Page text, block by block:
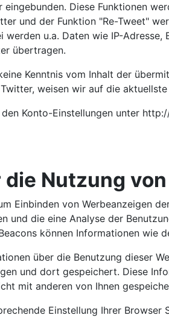
Diese Funktionen
und der Funktion "Re-Tweet"
u.a. Daten wie IP-
übertragen.
Kenntnis vom Inhalt der
weisen wir auf die
Konto-Einstellungen unter
Nutzung
Einbinden von Werbeanzeigen
und die eine Analyse der
können Informationen wie
über die Benutzung dieser
und dort gespeichert. Diese
mit anderen von Ihnen
Einstellung Ihrer